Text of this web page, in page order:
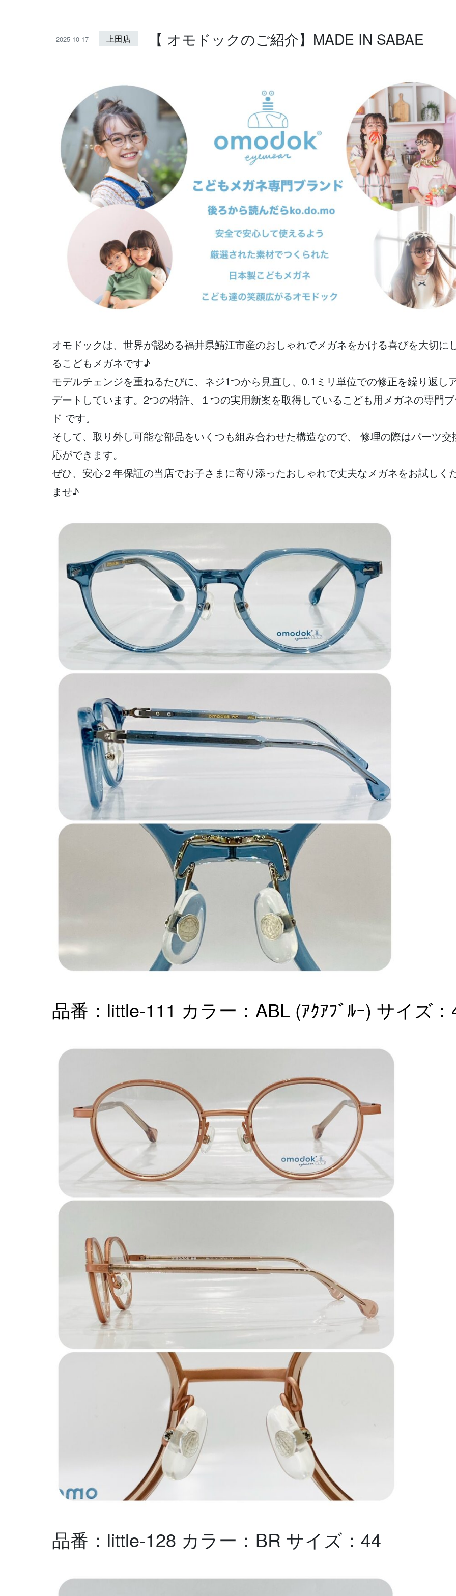
2025-10-17 上田店 【 オモドックのご紹介】MADE IN SABAE
オモドックは、世界が認める福井県鯖江市産のおしゃれでメガネをかける喜びを大切に
るこどもメガネです♪
モデルチェンジを重ねるたびに、ネジ1つから見直し、0.1ミリ単位での修正を繰り返し
デートしています。2つの特許、１つの実用新案を取得しているこども用メガネの専門
ド です。
そして、取り外し可能な部品をいくつも組み合わせた構造なので、 修理の際はパーツ交
応ができます。
ぜひ、安心２年保証の当店でお子さまに寄り添ったおしゃれで丈夫なメガネをお試しく
ませ♪
品番：little-111 カラー：ABL (ｱｸｱﾌﾞﾙｰ) サイズ
品番：little-128 カラー：BR サイズ：44